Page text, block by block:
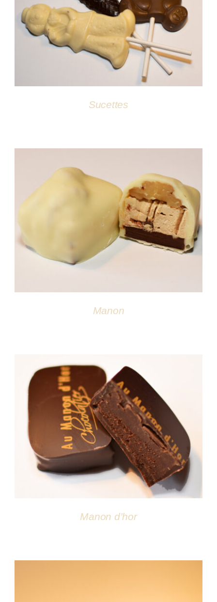
DÉTAILS
Sucettes
DÉTAILS
Manon
DÉTAILS
Manon d’hor